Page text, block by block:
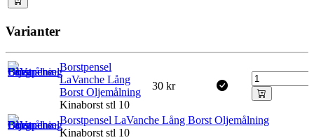
Varianter
Borstpensel
LaVanche Lång
Borst Oljemålning
Kinaborst stl 10
30 kr
Borstpensel LaVanche Lång Borst Oljemålning
Kinaborst stl 10